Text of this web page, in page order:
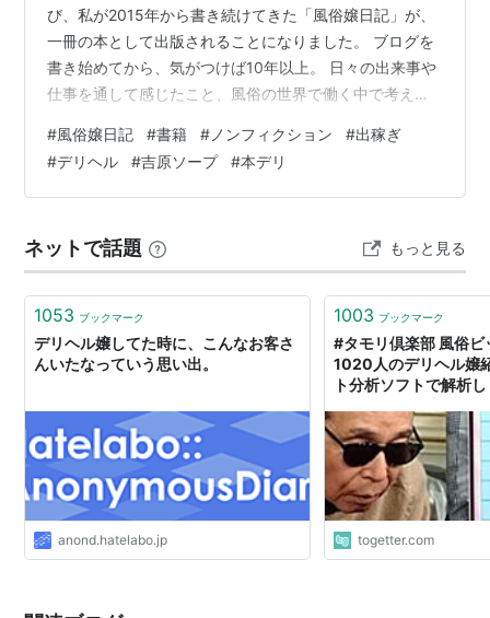
び、私が2015年から書き続けてきた「風俗嬢日記」が、
一冊の本として出版されることになりました。 ブログを
書き始めてから、気がつけば10年以上。 日々の出来事や
仕事を通して感じたこと、風俗の世界で働く中で考えた
は、まさか自分が書いてきた日記が「本」という形にな
るとは思ってもいませんでした。 ブログという個人的な
記録から始まった文章が、多くの方に読んでいただき、
とを、とても感慨深く感じています。 書籍のタイトルや
予約・購入方法などの詳細については…
#風俗嬢日記 #書籍 # ノンフィクション #出稼ぎ
#デリヘル #吉原ソープ #本デリ
ネットで話題 もっと見る
1053 ブックマーク
デリヘル嬢してた時に、こんなお客さ
んいたなっていう思い出。
anond.hatelabo.jp
1003 ブックマーク
#タモリ倶楽部 風俗ビ
1020人のデリヘル嬢
ト分析ソフトで解析
togetter.com